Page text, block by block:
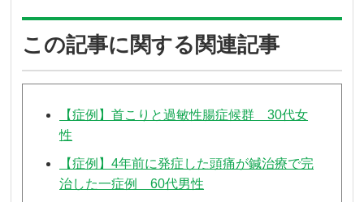
この記事に関する関連記事
【症例】首こりと過敏性腸症候群 30代女
性
【症例】4年前に発症した頭痛が鍼治療で完
治した一症例 60代男性